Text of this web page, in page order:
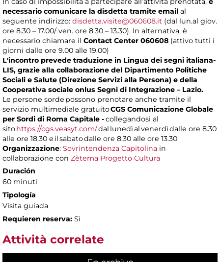
necessario comunicare la disdetta tramite email al
seguente indirizzo: disdetta.visite@060608.it (dal lun.al giov.
ore 8.30 – 17.00/ ven. ore 8.30 – 13.30). In alternativa, è
necessario chiamare il Contact Center 060608 (attivo tutti i
giorni dalle ore 9.00 alle 19.00)
L'incontro prevede traduzione in Lingua dei segni italiana-
LIS, grazie alla collaborazione del Dipartimento Politiche
Sociali e Salute (Direzione Servizi alla Persona) e della
Cooperativa sociale onlus Segni di Integrazione – Lazio.
Le persone sorde possono prenotare anche tramite il
servizio multimediale gratuitoCGS Comunicazione Globale
per Sordi di Roma Capitale -collegandosi al
sitohttps://cgs.veasyt.com/dal lunedì al venerdì dalle ore 8.30
alle ore 18.30 e il sabato dalle ore 8.30 alle ore 13.30
Organizzazione: Sovrintendenza Capitolina in
collaborazione con Zètema Progetto Cultura
Duración
60 minuti
Tipología
Visita guiada
Requieren reserva: Sì
Attività correlate